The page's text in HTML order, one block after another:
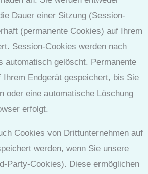
Dauer einer Sitzung (Session-
(permanente Cookies) auf Ihrem
Session-Cookies werden nach
automatisch gelöscht. Permanente
Ihrem Endgerät gespeichert, bis Sie
oder eine automatische Löschung
erfolgt.
Cookies von Drittunternehmen auf
werden, wenn Sie unsere
Party-Cookies). Diese ermöglichen